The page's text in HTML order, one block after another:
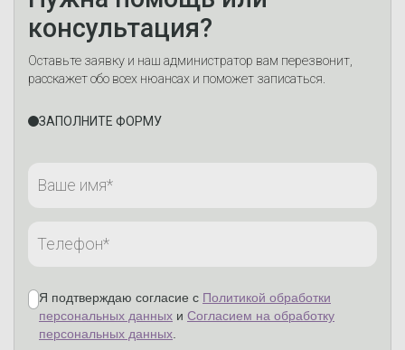
консультация?
Оставьте заявку и наш администратор вам перезвонит,
расскажет обо всех нюансах и поможет записаться.
ЗАПОЛНИТЕ ФОРМУ
Я подтверждаю согласие с Политикой обработки
персональных данных и Согласием на обработку
персональных данных.